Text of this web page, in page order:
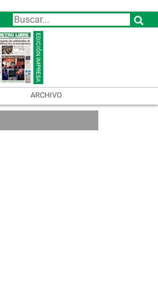
ARCHIVO